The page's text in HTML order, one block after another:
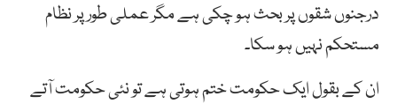
درجنوں شقوں پر بحث ہو چکی ہے مگر عملی طور پر نظام
مستحکم نہیں ہو سکا۔
ان کے بقول ایک حکومت ختم ہوتی ہے تو نئی حکومت آتے